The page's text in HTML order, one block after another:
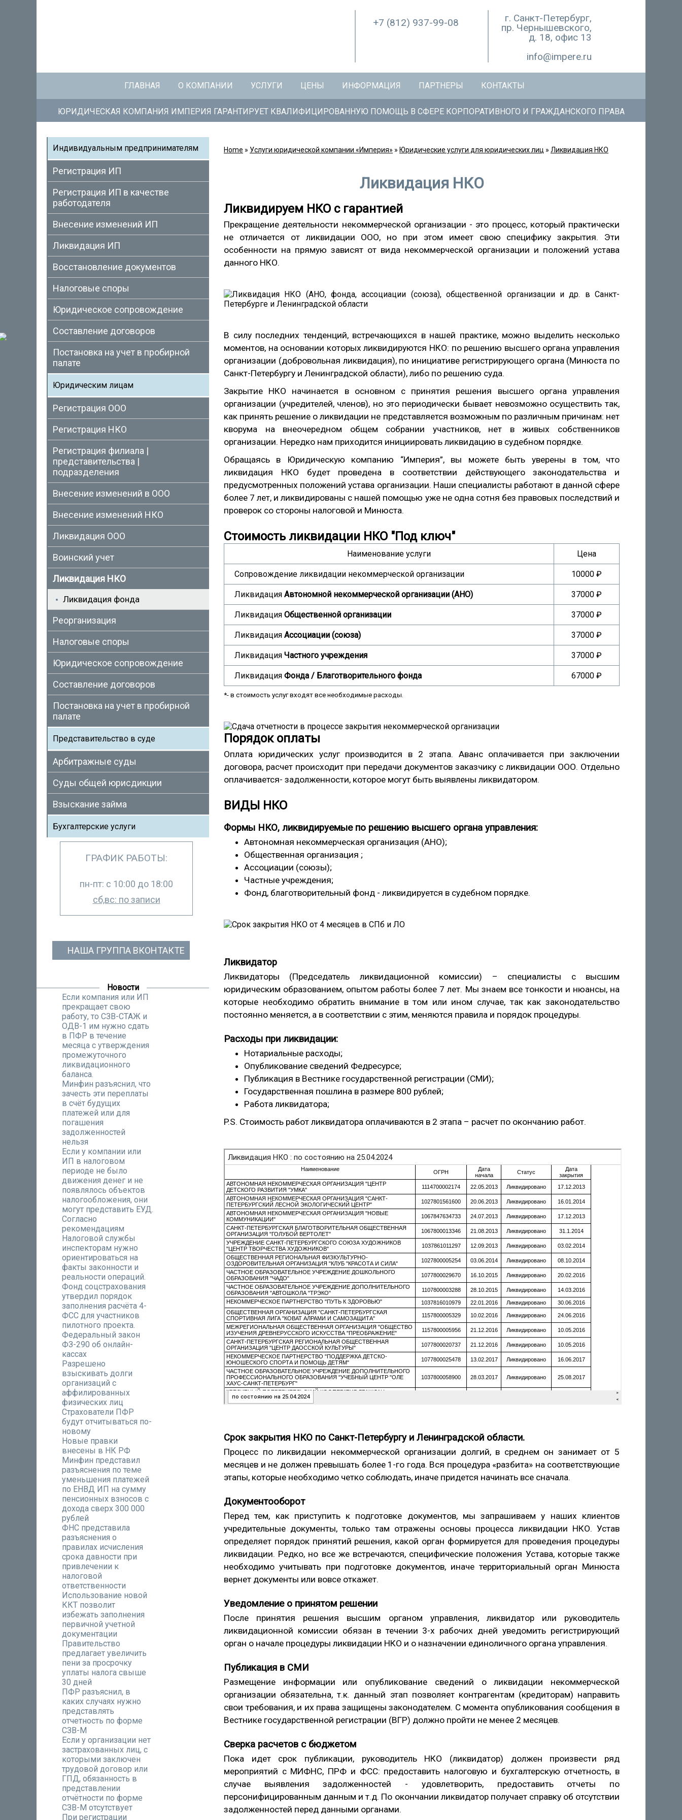
+7 (812) 937-99-08
г. Санкт-Петербург,
пр. Чернышевского,
д. 18, офис 13
info@impere.ru
ГЛАВНАЯ О КОМПАНИИ УСЛУГИ ЦЕНЫ ИНФОРМАЦИЯ ПАРТНЕРЫ КОНТАКТЫ
ЮРИДИЧЕСКАЯ КОМПАНИЯ ИМПЕРИЯ ГАРАНТИРУЕТ КВАЛИФИЦИРОВАННУЮ ПОМОЩЬ В СФЕРЕ КОРПОРАТИВНОГО И ГРАЖДАНСКОГО ПРАВА
Home » Услуги юридической компании «Империя» » Юридические услуги для юридических лиц » Ликвидация НКО
Ликвидация НКО
Ликвидируем НКО с гарантией
Прекращение деятельности некоммерческой организации - это процесс, который практически
не отличается от ликвидации ООО, но при этом имеет свою специфику закрытия. Эти
особенности на прямую зависят от вида некоммерческой организации и положений устава
данного НКО.
В силу последних тенденций, встречающихся в нашей практике, можно выделить несколько
моментов, на основании которых ликвидируются НКО: по решению высшего органа управления
организации (добровольная ликвидация), по инициативе регистрирующего органа (Минюста по
Санкт-Петербургу и Ленинградской области), либо по решению суда.
Закрытие НКО начинается в основном с принятия решения высшего органа управления
организации (учредителей, членов), но это периодически бывает невозможно осуществить так,
как принять решение о ликвидации не представляется возможным по различным причинам: нет
кворума на внеочередном общем собрании участников, нет в живых собственников
организации. Нередко нам приходится инициировать ликвидацию в судебном порядке.
Обращаясь в Юридическую компанию “Империя”, вы можете быть уверены в том, что
ликвидация НКО будет проведена в соответствии действующего законодательства и
предусмотренных положений устава организации. Наши специалисты работают в данной сфере
более 7 лет, и ликвидированы с нашей помощью уже не одна сотня без правовых последствий и
проверок со стороны налоговой и Минюста.
Стоимость ликвидации НКО "Под ключ"
Наименование услуги Цена
Сопровождение ликвидации некоммерческой организации 10000 ₽
Ликвидация Автономной некоммерческой организации (АНО) 37000 ₽
Ликвидация Общественной организации 37000 ₽
Ликвидация Ассоциации (союза) 37000 ₽
Ликвидация Частного учреждения 37000 ₽
Ликвидация Фонда / Благотворительного фонда 67000 ₽
*- в стоимость услуг входят все необходимые расходы.
Порядок оплаты
Оплата юридических услуг производится в 2 этапа. Аванс оплачивается при заключении
договора, расчет происходит при передачи документов заказчику с ликвидации ООО. Отдельно
оплачивается- задолженности, которое могут быть выявлены ликвидатором.
ВИДЫ НКО
Формы НКО, ликвидируемые по решению высшего органа управления:
Автономная некоммерческая организация (АНО);
Общественная организация ;
Ассоциации (союзы);
Частные учреждения;
Фонд, благотворительный фонд - ликвидируется в судебном порядке.
Ликвидатор
Ликвидаторы (Председатель ликвидационной комиссии) – специалисты с высшим
юридическим образованием, опытом работы более 7 лет. Мы знаем все тонкости и нюансы, на
которые необходимо обратить внимание в том или ином случае, так как законодательство
постоянно меняется, а в соответствии с этим, меняются правила и порядок процедуры.
Расходы при ликвидации:
Нотариальные расходы;
Опубликование сведений Федресурсе;
Публикация в Вестнике государственной регистрации (СМИ);
Государственная пошлина в размере 800 рублей;
Работа ликвидатора;
P.S. Стоимость работ ликвидатора оплачиваются в 2 этапа – расчет по окончанию работ.
Срок закрытия НКО по Санкт-Петербургу и Ленинградской области.
Процесс по ликвидации некоммерческой организации долгий, в среднем он занимает от 5
месяцев и не должен превышать более 1-го года. Вся процедура «разбита» на соответствующие
этапы, которые необходимо четко соблюдать, иначе придется начинать все сначала.
Документооборот
Перед тем, как приступить к подготовке документов, мы запрашиваем у наших клиентов
учредительные документы, только там отражены основы процесса ликвидации НКО. Устав
определяет порядок принятий решения, какой орган формируется для проведения процедуры
ликвидации. Редко, но все же встречаются, специфические положения Устава, которые также
необходимо учитывать при подготовке документов, иначе территориальный орган Минюста
вернет документы или вовсе откажет.
Уведомление о принятом решении
После принятия решения высшим органом управления, ликвидатор или руководитель
ликвидационной комиссии обязан в течении 3-х рабочих дней уведомить регистрирующий
орган о начале процедуры ликвидации НКО и о назначении единоличного органа управления.
Публикация в СМИ
Размещение информации или опубликование сведений о ликвидации некоммерческой
организации обязательна, т.к. данный этап позволяет контрагентам (кредиторам) направить
свои требования, и их права защищены законодателем. С момента опубликования сообщения в
Вестнике государственной регистрации (ВГР) должно пройти не менее 2 месяцев.
Сверка расчетов с бюджетом
Пока идет срок публикации, руководитель НКО (ликвидатор) должен произвести ряд
мероприятий с МИФНС, ПРФ и ФСС: предоставить налоговую и бухгалтерскую отчетность, в
случае выявления задолженностей - удовлетворить, предоставить отчеты по
персонифицированным данным и т.д. По окончании ликвидатор получает справку об отсутствии
задолженностей перед данными органами.
Индивидуальным предпринимателям
Регистрация ИП
Регистрация ИП в качестве
работодателя
Внесение изменений ИП
Ликвидация ИП
Восстановление документов
Налоговые споры
Юридическое сопровождение
Составление договоров
Постановка на учет в пробирной
палате
Юридическим лицам
Регистрация ООО
Регистрация НКО
Регистрация филиала |
представительства |
подразделения
Внесение изменений в ООО
Внесение изменений НКО
Ликвидация ООО
Воинский учет
Ликвидация НКО
Ликвидация фонда
Реорганизация
Налоговые споры
Юридическое сопровождение
Составление договоров
Постановка на учет в пробирной
палате
Представительство в суде
Арбитражные суды
Суды общей юрисдикции
Взыскание займа
Бухгалтерские услуги
ГРАФИК РАБОТЫ:
пн-пт: с 10:00 до 18:00
сб,вс: по записи
НАША ГРУППА ВКОНТАКТЕ
Новости
Если компания или ИП
прекращает свою
работу, то СЗВ-СТАЖ и
ОДВ-1 им нужно сдать
в ПФР в течение
месяца с утверждения
промежуточного
ликвидационного
баланса.
Минфин разъяснил, что
зачесть эти переплаты
в счёт будущих
платежей или для
погашения
задолженностей
нельзя
Если у компании или
ИП в налоговом
периоде не было
движения денег и не
появлялось объектов
налогообложения, они
могут представить ЕУД.
Согласно
рекомендациям
Налоговой службы
инспекторам нужно
ориентироваться на
факты законности и
реальности операций.
Фонд соцстрахования
утвердил порядок
заполнения расчёта 4-
ФСС для участников
пилотного проекта.
Федеральный закон
ФЗ-290 об онлайн-
кассах
Разрешено
взыскивать долги
организаций с
аффилированных
физических лиц
Страхователи ПФР
будут отчитываться по-
новому
Новые правки
внесены в НК РФ
Минфин представил
разъяснения по теме
уменьшения платежей
по ЕНВД ИП на сумму
пенсионных взносов с
дохода сверх 300 000
рублей
ФНС представила
разъяснения о
правилах исчисления
срока давности при
привлечении к
налоговой
ответственности
Использование новой
ККТ позволит
избежать заполнения
первичной учетной
документации
Правительство
предлагает увеличить
пени за просрочку
уплаты налога свыше
30 дней
ПФР разъяснил, в
каких случаях нужно
представлять
отчетность по форме
СЗВ-М
Если у организации нет
застрахованных лиц, с
которыми заключен
трудовой договор или
ГПД, обязанность в
представлении
отчётности по форме
СЗВ-М отсутствует
При регистрации